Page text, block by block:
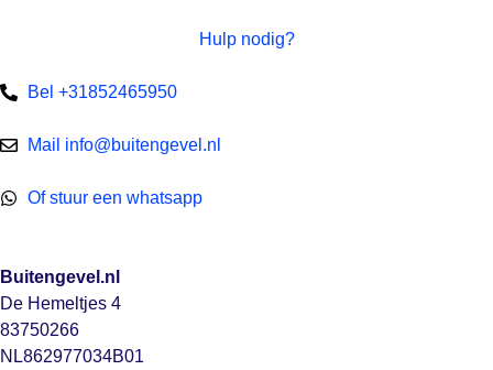
Hulp nodig?
Bel +31852465950
Mail info@buitengevel.nl
Of stuur een whatsapp
Buitengevel.nl
De Hemeltjes 4
83750266
NL862977034B01